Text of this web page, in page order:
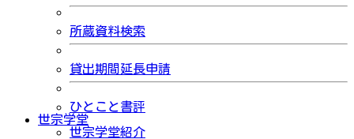
所蔵資料検索
貸出期間延長申請
ひとこと書評
世宗学堂
世宗学堂紹介